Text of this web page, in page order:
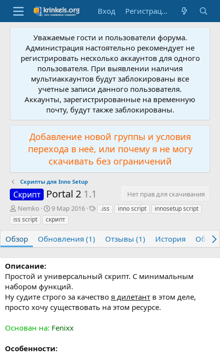
Вход Регистрация
Уважаемые гости и пользователи форума.
Администрация настоятельно рекомендует не
регистрировать несколько аккаунтов для одного
пользователя. При выявлении наличия
мультиаккаунтов будут заблокированы все
учетные записи данного пользователя.
Аккаунты, зарегистрированные на временную
почту, будут также заблокированы.
Добавление новой группы и условия
перехода в неё, или почему я не могу
скачивать без ограничений
Скрипты для Inno Setup
Скрипт Portal 2 1.1
Нет прав для скачивания
А
в
т
р
Nemko
Д
а
т
с
а
н
и
я
9 Мар 2016
Т .iss inno script
innosetup script
iss script
скрипт
Обзор Обновления (1) Отзывы (1) История
Описание:
Простой и универсальный скрипт. С минимальным
набором функций.
Ну судите строго за качество я дилетант в этом деле,
просто хочу существовать на этом ресурсе.
Основан на: Fenixx
Особенности: